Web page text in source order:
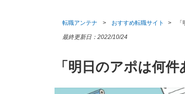
転職アンテナ おすすめ転職サイト
最終更新日： 2022/10/24
「明日のアポは何